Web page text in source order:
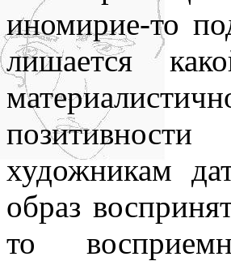
иномирие-то
лишается
художникам
образ
то